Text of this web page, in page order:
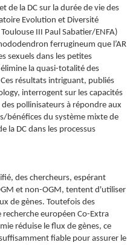
de la DC sur la durée de vie des
Evolution et Diversité
III Paul Sabatier/ENFA)
ferrugineum que l’AR
sexuels dans les petites
la quasi-totalité des
résultats intriguant, publiés
interrogent sur les capacités
pollinisateurs à répondre aux
bénéfices du système mixte de
la DC dans les processus
des chercheurs, espérant
et non-OGM, tentent d'utiliser
de gènes. Toutefois des
européen Co-Extra
réduise le flux de gènes, ce
fiable pour assurer le